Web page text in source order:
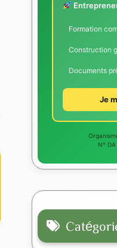
Formation
Construction
Documents
Je
N°